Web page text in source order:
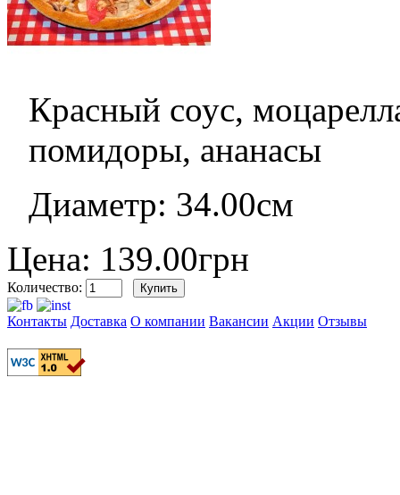
Красный соус,
помидоры, ананасы
Диаметр: 34.00см
Цена: 139.00грн
Количество:
Контакты Доставка О компании Вакансии Акции Отзывы